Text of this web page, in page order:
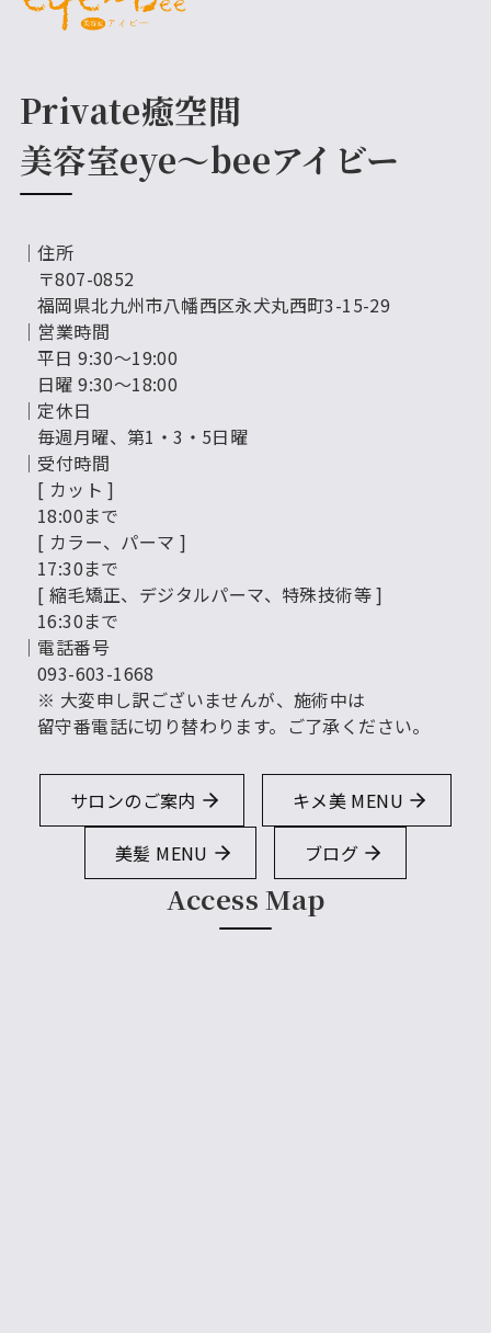
Private癒空間
美容室eye～beeアイビー
│住所
〒807-0852
福岡県北九州市八幡西区永犬丸西町3-15-29
│営業時間
平日 9:30～19:00
日曜 9:30～18:00
│定休日
毎週月曜、第1・3・5日曜
│受付時間
[ カット ]
18:00まで
[ カラー、パーマ ]
17:30まで
[ 縮毛矯正、デジタルパーマ、特殊技術等 ]
16:30まで
│電話番号
093-603-1668
※ 大変申し訳ございませんが、施術中は
留守番電話に切り替わります。ご了承ください。
サロンのご案内
キメ美 MENU
美髪 MENU
ブログ
Access Map